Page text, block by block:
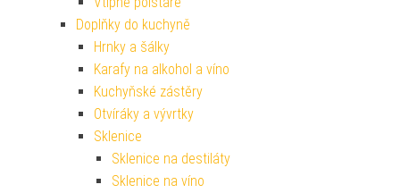
Doplňky do kuchyně
Hrnky a šálky
Karafy na alkohol a víno
Kuchyňské zástěry
Otvíráky a vývrtky
Sklenice
Sklenice na destiláty
Sklenice na víno